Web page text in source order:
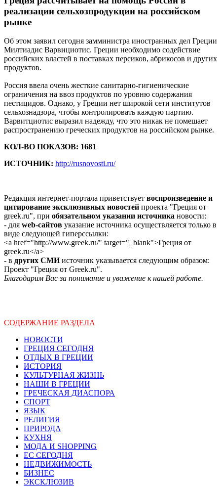
реализации сельхозпродукции на российском
рынке
Об этом заявил сегодня замминистра иностранных дел Греции
Милтиадис Варвициотис. Греции необходимо содействие
российских властей в поставках персиков, абрикосов и других
продуктов.
Россия ввела очень жесткие санитарно-гигиенические
ограничения на ввоз продуктов по уровню содержания
пестицидов. Однако, у Греции нет широкой сети институтов
сельхознадзора, чтобы контролировать каждую партию.
Варвитциотис выразил надежду, что это никак не помешает
распространению греческих продуктов на российском рынке.
КОЛ-ВО ПОКАЗОВ: 1681
ИСТОЧНИК: http://rusnovosti.ru/
Редакция интернет-портала приветствует воспроизведение и
цитирование эксклюзивных новостей проекта "Греция от
greek.ru", при обязательном указании источника новости:
- для web-сайтов указание источника осуществляется только в
виде следующей гиперссылки:
<a href="http://www.greek.ru/" target="_blank">Греция от
greek.ru</a>
- в других СМИисточник указывается следующим образом:
Проект "Греция от Greek.ru".
Благодарим Вас за понимание и уважение к нашей работе.
СОДЕРЖАНИЕ РАЗДЕЛА
НОВОСТИ
ГРЕЦИЯ СЕГОДНЯ
ОТДЫХ В ГРЕЦИИ
ИСТОРИЯ
КУЛЬТУРНАЯ ЖИЗНЬ
НАШИ В ГРЕЦИИ
ГРЕЧЕСКАЯ ДИАСПОРА
СПОРТ
ЯЗЫК
РЕЛИГИЯ
ПРИРОДА
КУХНЯ
МОДА И SHOPPING
ЕС СЕГОДНЯ
НЕДВИЖИМОСТЬ
БИЗНЕС
ЭКСКЛЮЗИВ